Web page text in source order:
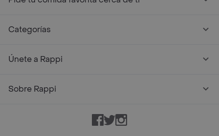
Categorías
Únete a Rappi
Sobre Rappi
Facebook
TwitterInstagram